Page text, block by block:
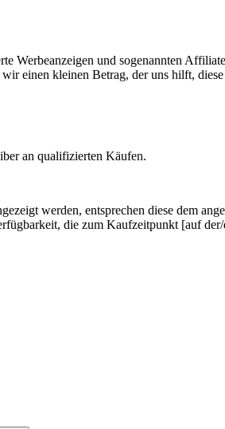
Werbeanzeigen und sogenannten
einen kleinen Betrag, der uns hilft,
an qualifizierten Käufen.
werden, entsprechen diese dem
die zum Kaufzeitpunkt [auf